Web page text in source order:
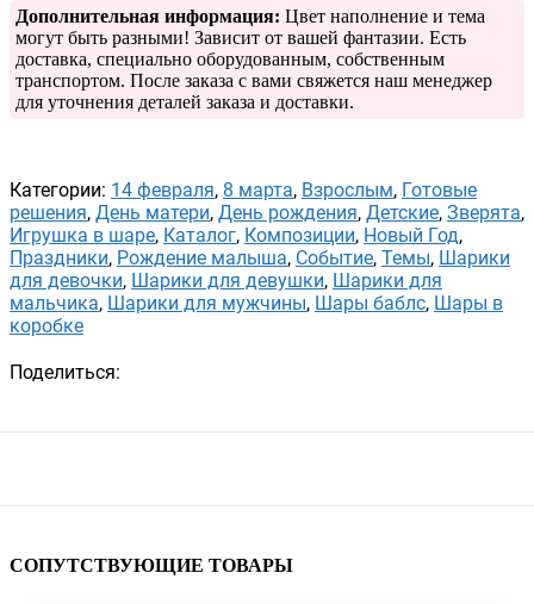
Дополнительная информация: Цвет наполнение и тема
могут быть разными! Зависит от вашей фантазии. Есть
доставка, специально оборудованным, собственным
транспортом. После заказа с вами свяжется наш менеджер
для уточнения деталей заказа и доставки.
Категории: 14 февраля, 8 марта, Взрослым, Готовые
решения, День матери, День рождения, Детские, Зверята,
Игрушка в шаре, Каталог, Композиции, Новый Год,
Праздники, Рождение малыша, Событие, Темы, Шарики
для девочки, Шарики для девушки, Шарики для
мальчика, Шарики для мужчины, Шары баблс, Шары в
коробке
Поделиться:
СОПУТСТВУЮЩИЕ ТОВАРЫ